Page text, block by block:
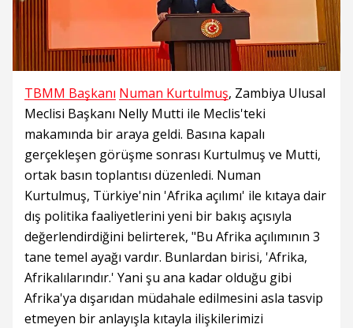
TBMM Başkanı Numan Kurtulmuş, Zambiya Ulusal
Meclisi Başkanı Nelly Mutti ile Meclis'teki
makamında bir araya geldi. Basına kapalı
gerçekleşen görüşme sonrası Kurtulmuş ve Mutti,
ortak basın toplantısı düzenledi. Numan
Kurtulmuş, Türkiye'nin 'Afrika açılımı' ile kıtaya dair
dış politika faaliyetlerini yeni bir bakış açısıyla
değerlendirdiğini belirterek, "Bu Afrika açılımının 3
tane temel ayağı vardır. Bunlardan birisi, 'Afrika,
Afrikalılarındır.' Yani şu ana kadar olduğu gibi
Afrika'ya dışarıdan müdahale edilmesini asla tasvip
etmeyen bir anlayışla kıtayla ilişkilerimizi